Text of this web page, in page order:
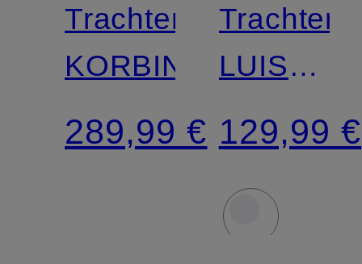
Trachtenweste
KORBINIAN
289,99 €
LUIS
Regular
Fit mit
129,99 €